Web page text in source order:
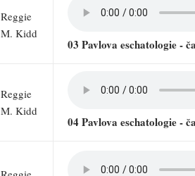
Reggie
M. Kidd
03 Pavlova eschatologie -
Reggie
M. Kidd
04 Pavlova eschatologie -